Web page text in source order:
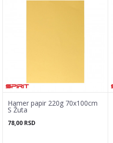
Hamer papir 220g 70x100cm
S Žuta
78,00 RSD